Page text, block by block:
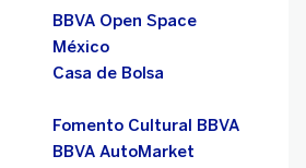
BBVA Open Space
México
Casa de Bolsa
Fomento Cultural BBVA
BBVA AutoMarket